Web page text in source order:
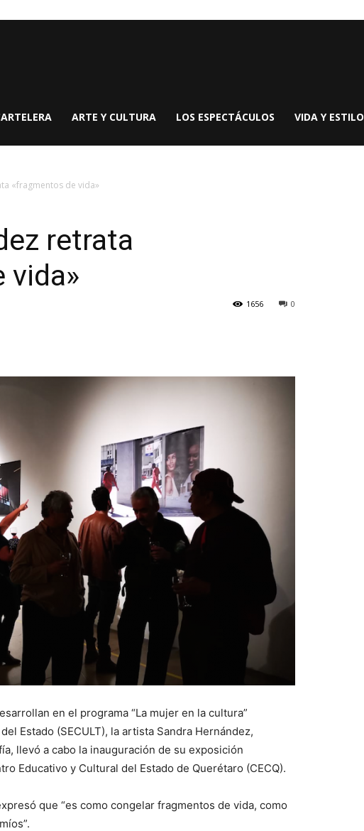
ARTE Y CULTURA LOS ESPECTÁCULOS VIDA Y ESTILO
«fragmentos de vida»
retrata
vida»
0
1656
en el programa “La mujer en la cultura”
Estado (SECULT), la artista Sandra Hernández,
llevó a cabo la inauguración de su exposición
Educativo y Cultural del Estado de Querétaro (CECQ).
que “es como congelar fragmentos de vida, como